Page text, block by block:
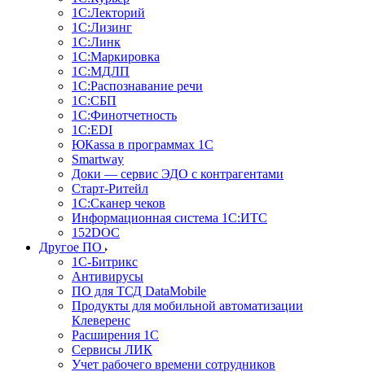
1С:Лекторий
1С:Лизинг
1С:Линк
1С:Маркировка
1С:МДЛП
1С:Распознавание речи
1С:СБП
1С:Финотчетность
1С:EDI
ЮКаssа в программах 1С
Smartway
Доки — сервис ЭДО с контрагентами
Старт-Ритейл
1С:Сканер чеков
Информационная система 1С:ИТС
152DOC
Другое ПО
1С-Битрикс
Антивирусы
ПО для ТСД DataMobile
Продукты для мобильной автоматизации
Клеверенс
Расширения 1С
Сервисы ЛИК
Учет рабочего времени сотрудников